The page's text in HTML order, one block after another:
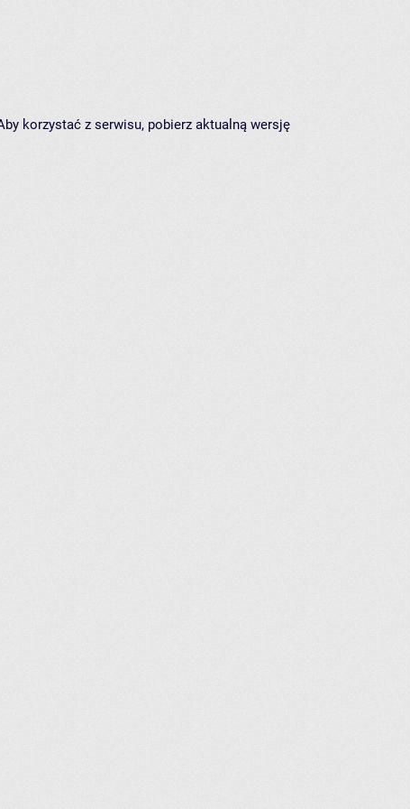
korzystać z serwisu, pobierz aktualną wersję